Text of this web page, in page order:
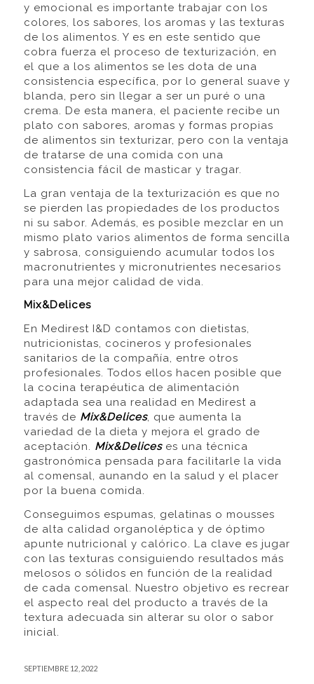
y emocional es importante trabajar con los
colores, los sabores, los aromas y las texturas
de los alimentos. Y es en este sentido que
cobra fuerza el proceso de texturización, en
el que a los alimentos se les dota de una
consistencia específica, por lo general suave y
blanda, pero sin llegar a ser un puré o una
crema. De esta manera, el paciente recibe un
plato con sabores, aromas y formas propias
de alimentos sin texturizar, pero con la ventaja
de tratarse de una comida con una
consistencia fácil de masticar y tragar.
La gran ventaja de la texturización es que no
se pierden las propiedades de los productos
ni su sabor. Además, es posible mezclar en un
mismo plato varios alimentos de forma sencilla
y sabrosa, consiguiendo acumular todos los
macronutrientes y micronutrientes necesarios
para una mejor calidad de vida.
Mix&Delices
En Medirest I&D contamos con dietistas,
nutricionistas, cocineros y profesionales
sanitarios de la compañía, entre otros
profesionales. Todos ellos hacen posible que
la cocina terapéutica de alimentación
adaptada sea una realidad en Medirest a
través de Mix&Delices, que aumenta la
variedad de la dieta y mejora el grado de
aceptación. Mix&Deliceses una técnica
gastronómica pensada para facilitarle la vida
al comensal, aunando en la salud y el placer
por la buena comida.
Conseguimos espumas, gelatinas o mousses
de alta calidad organoléptica y de óptimo
apunte nutricional y calórico. La clave es jugar
con las texturas consiguiendo resultados más
melosos o sólidos en función de la realidad
de cada comensal. Nuestro objetivo es recrear
el aspecto real del producto a través de la
textura adecuada sin alterar su olor o sabor
inicial.
SEPTIEMBRE 12, 2022